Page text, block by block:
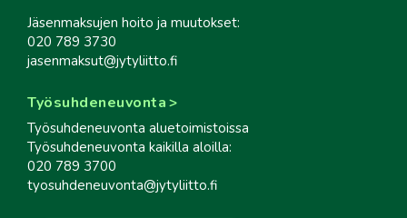
Jäsenmaksujen hoito ja muutokset:
020 789 3730
jasenmaksut@jytyliitto.fi
Työsuhdeneuvonta
Työsuhdeneuvonta aluetoimistoissa
Työsuhdeneuvonta kaikilla aloilla:
020 789 3700
tyosuhdeneuvonta@jytyliitto.fi